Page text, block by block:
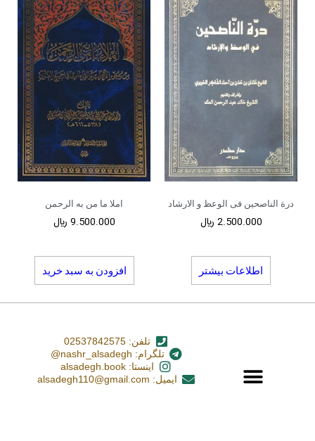
درة الناصحین فی الوعظ و الارشاد
2.500.000 ﷼
اطلاعات بیشتر
املا ما من به الرحمن
9.500.000 ﷼
افزودن به سبد خرید
تلفن: 02537842575
تلگرام: nashr_alsadegh@
اینستا: alsadegh.book
ایمیل: alsadegh110@gmail.com